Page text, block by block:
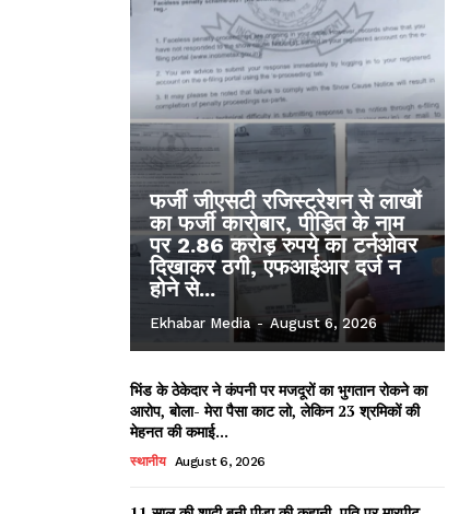
फर्जी जीएसटी रजिस्ट्रेशन से लाखों
का फर्जी कारोबार, पीड़ित के नाम
पर 2.86 करोड़ रुपये का टर्नओवर
दिखाकर ठगी, एफआईआर दर्ज न
होने से...
Ekhabar Media - August 6, 2026
भिंड के ठेकेदार ने कंपनी पर मजदूरों का भुगतान रोकने का
आरोप, बोला- मेरा पैसा काट लो, लेकिन 23 श्रमिकों की
मेहनत की कमाई...
स्थानीय August 6, 2026